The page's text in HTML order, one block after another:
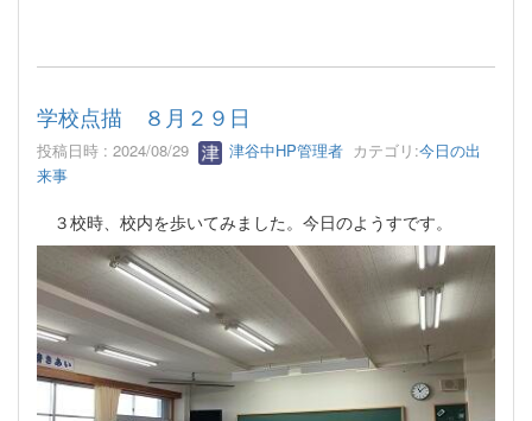
学校点描 ８月２９日
投稿日時 : 2024/08/29 津谷中HP管理者 カテゴリ:今日の出
来事
３校時、校内を歩いてみました。今日のようすです。